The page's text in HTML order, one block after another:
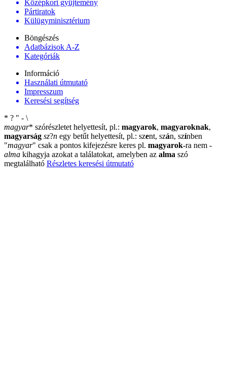
Középkori gyűjtemény
Pártiratok
Külügyminisztérium
Böngészés
Adatbázisok A-Z
Kategóriák
Információ
Használati útmutató
Impresszum
Keresési segítség
* ? " - \
magyar* szórészletet helyettesít, pl.: magyarok, magyaroknak,
magyarság sz?n egy betűt helyettesít, pl.: szent, szán, színben
"magyar" csak a pontos kifejezésre keres pl. magyarok-ra nem -
alma kihagyja azokat a találatokat, amelyben az alma szó
megtalálható Részletes keresési útmutató